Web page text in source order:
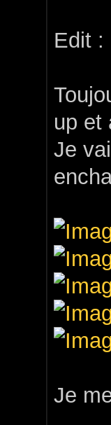
Edit :
up et
Je
Je